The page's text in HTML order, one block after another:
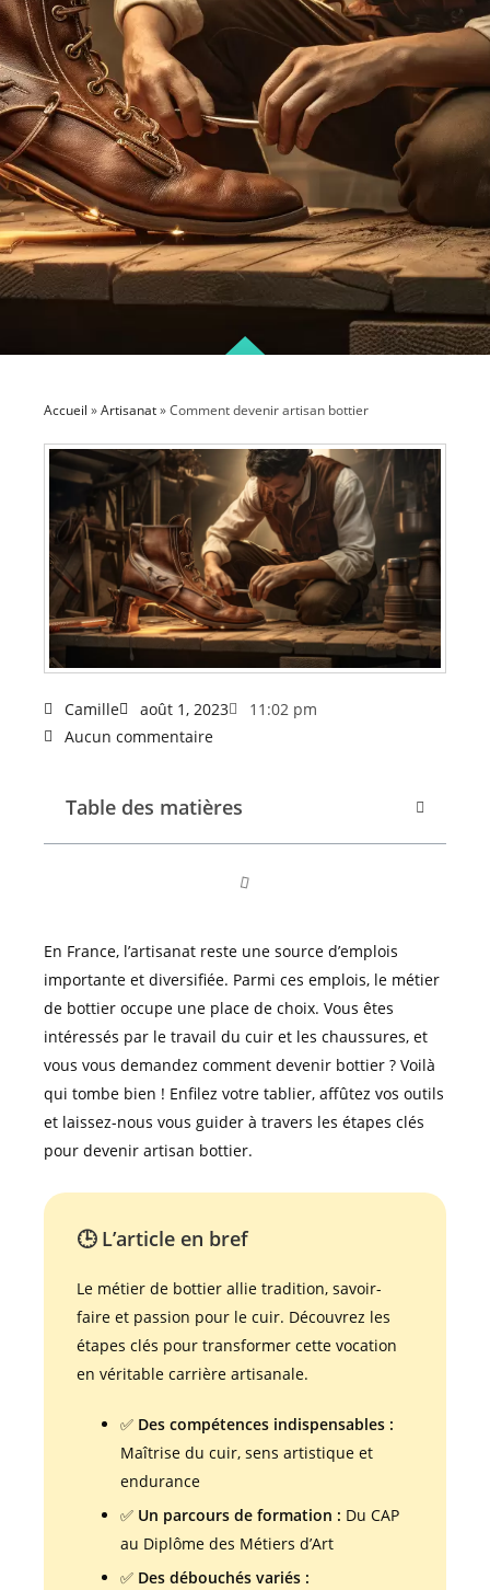
Accueil »Artisanat»Comment devenir artisan bottier
Camille août 1, 2023
11:02 pm
Aucun commentaire
Table des matières
En France, l’artisanat reste une source d’emplois
importante et diversifiée. Parmi ces emplois, le métier
de bottier occupe une place de choix. Vous êtes
intéressés par le travail du cuir et les chaussures, et
vous vous demandez comment devenir bottier ? Voilà
qui tombe bien ! Enfilez votre tablier, affûtez vos outils
et laissez-nous vous guider à travers les étapes clés
pour devenir artisan bottier.
🕒 L’article en bref
Le métier de bottier allie tradition, savoir-
faire et passion pour le cuir. Découvrez les
étapes clés pour transformer cette vocation
en véritable carrière artisanale.
✅ Des compétences indispensables :
Maîtrise du cuir, sens artistique et
endurance
✅ Un parcours de formation : Du CAP
au Diplôme des Métiers d’Art
✅ Des débouchés variés :